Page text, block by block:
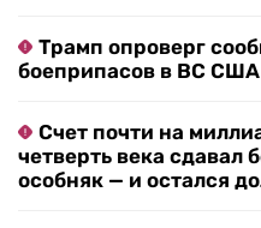
Трамп опроверг
боеприпасов в ВС
Счет почти на
четверть века сдавал
особняк — и остался